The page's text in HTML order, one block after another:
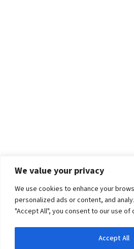
We value your privacy
We use cookies to enhance your
personalized ads or content, and
"Accept All", you consent to our use of
Accept All